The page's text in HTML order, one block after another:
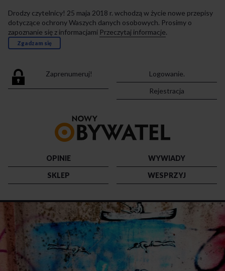
Drodzy czytelnicy! 25 maja 2018 r. wchodzą w życie nowe przepisy
dotyczące ochrony Waszych danych osobowych. Prosimy o
zapoznanie się z informacjami Przeczytaj informacje.
Zgadzam się
Zaprenumeruj!
Logowanie.
Rejestracja
strony
OPINIE
WYWIADY
SKLEP
WESPRZYJ